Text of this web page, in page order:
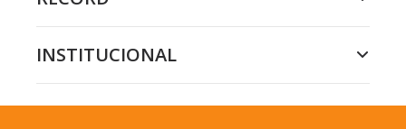
INSTITUCIONAL